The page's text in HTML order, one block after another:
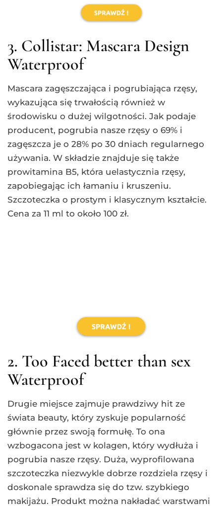
prowitamina B5, która uelastycznia rzęsy,
zapobiegając ich łamaniu i kruszeniu.
Cena za 11 ml to około 100 zł.
2. Too Faced better than sex
Waterproof
Drugie miejsce zajmuje prawdziwy hit ze
świata beauty, który zyskuje popularność
głównie przez swoją formułę. To ona
wzbogacona jest w kolagen, który wydłuża i
pogrubia nasze rzęsy. Duża, wyprofilowana
1. Wibo: Volume Extreme
Waterproof Mascara
Nasze zestawienie zamyka najtańsza i
jednocześnie nie odstępująca kroki swoim
poprzedniczką mascara wodoodporna marki
Wibo. Bardzo silnie pogrubia, nie kruszy się i